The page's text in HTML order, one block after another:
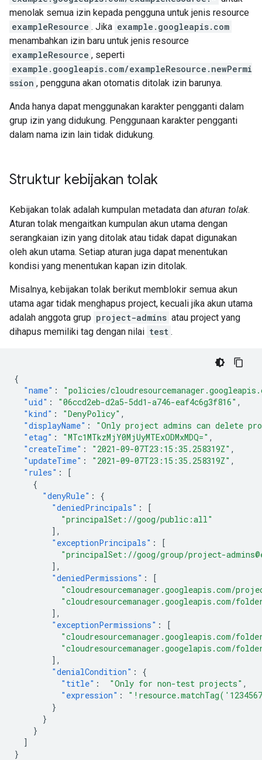
menolak semua izin kepada pengguna untuk jenis resource
exampleResource . Jika example.googleapis.com
menambahkan izin baru untuk jenis resource
exampleResource , seperti
example.googleapis.com/exampleResource.newPermi
ssion , pengguna akan otomatis ditolak izin barunya.
Anda hanya dapat menggunakan karakter pengganti dalam
grup izin yang didukung. Penggunaan karakter pengganti
dalam nama izin lain tidak didukung.
Struktur kebijakan tolak
Kebijakan tolak adalah kumpulan metadata dan aturan tolak.
Aturan tolak mengaitkan kumpulan akun utama dengan
serangkaian izin yang ditolak atau tidak dapat digunakan
oleh akun utama. Setiap aturan juga dapat menentukan
kondisi yang menentukan kapan izin ditolak.
Misalnya, kebijakan tolak berikut memblokir semua akun
utama agar tidak menghapus project, kecuali jika akun utama
adalah anggota grup project-admins atau project yang
dihapus memiliki tag dengan nilai test .
{
"name" :
"policies/
"uid" : "06ccd2eb-d2a5-5dd1-a746-eaf4c6g3f816" ,
"kind" : "DenyPolicy" ,
"displayName" :
"Only project admins can delete
"etag" : "MTc1MTkzMjY0MjUyMTExODMxMDQ=" ,
"createTime" : "2021-09-07T23:15:35.258319Z" ,
"updateTime" : "2021-09-07T23:15:35.258319Z" ,
"rules" :
[
{
"denyRule" :
{
"deniedPrincipals" :
[
"principalSet://goog/public:all"
],
"exceptionPrincipals" :
[
"principalSet://goog/group/project-
],
"deniedPermissions" :
[
"cloudresourcemanager.googleapis.com/
"cloudresourcemanager.googleapis.com/
],
"exceptionPermissions" :
[
"cloudresourcemanager.googleapis.com/
"cloudresourcemanager.googelapis.com/
],
"denialCondition" :
{
"title" : "Only for non-test projects" ,
"expression" :
}
}
}
]
}